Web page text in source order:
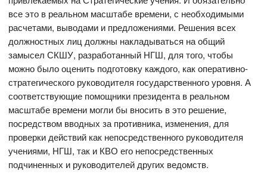
все это в реальном масштабе времени, с необходимыми
расчетами, выводами и предложениями. Решения всех
должностных лиц должны накладываться на общий
замысел СКШУ, разработанный НГШ, для того, чтобы
можно было оценить подготовку каждого, как оперативно-
стратегического руководителя государственного уровня. А
соответствующие помощники президента в реальном
масштабе времени могли бы вносить в это решение,
посредством вводных за противника, изменения, для
проверки действий как непосредственного руководителя
учениями, НГШ, так и КВО его непосредственных
подчиненных и руководителей других ведомств.